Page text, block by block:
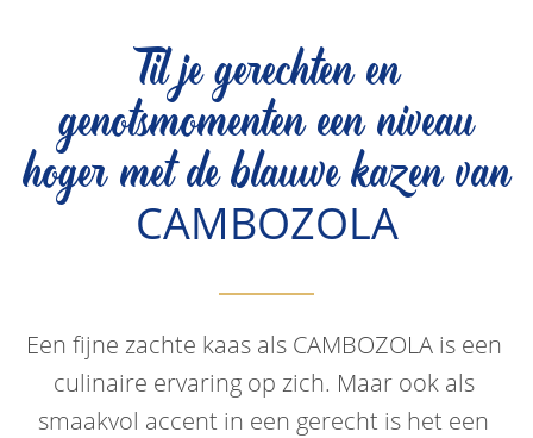
Til je gerechten en
genotsmomenten een niveau
hoger met de blauwe kazen van
CAMBOZOLA
Een fijne zachte kaas als CAMBOZOLA is een
culinaire ervaring op zich. Maar ook als
smaakvol accent in een gerecht is het een